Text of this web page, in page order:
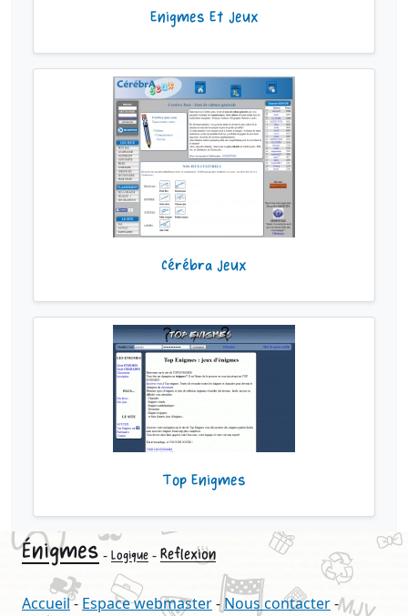
Enigmes Et Jeux
Cérébra Jeux
Top Enigmes
Énigmes - Logique -Reflexion
Accueil- Espace webmaster-Nous contacter-